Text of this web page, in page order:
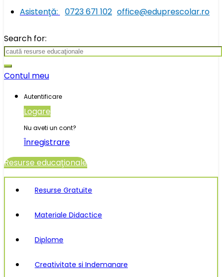
Asistenţă:
0723 671 102 office@eduprescolar.ro
Search for:
Contul meu
Autentificare
Logare
Nu aveti un cont?
Înregistrare
Resurse educaţionale
Resurse Gratuite
Materiale Didactice
Diplome
Creativitate si Indemanare